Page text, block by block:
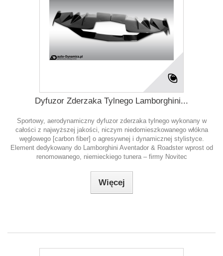
Dyfuzor Zderzaka Tylnego Lamborghini...
Sportowy, aerodynamiczny dyfuzor zderzaka tylnego wykonany w
całości z najwyższej jakości, niczym niedomieszkowanego włókna
węglowego [carbon fiber] o agresywnej i dynamicznej stylistyce.
Element dedykowany do Lamborghini Aventador & Roadster wprost od
renomowanego, niemieckiego tunera – firmy Novitec
Więcej